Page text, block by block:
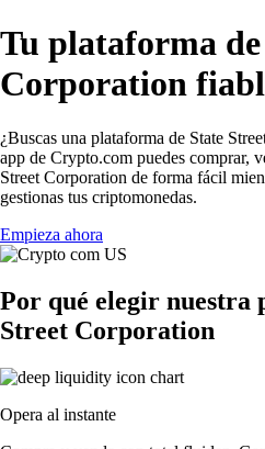
Tu plataforma
Corporation
¿Buscas una plataforma de State
app de Crypto.com puedes comprar,
Street Corporation de forma fácil
gestionas tus criptomonedas.
Empieza ahora
Por qué elegir nuestra
Street Corporation
Opera al instante